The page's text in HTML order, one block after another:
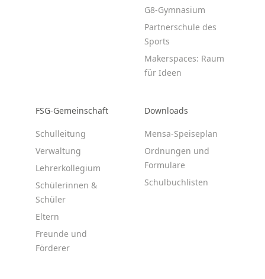
G8-Gymnasium
Partnerschule des
Sports
Makerspaces: Raum
für Ideen
FSG-Gemeinschaft
Schulleitung
Verwaltung
Lehrerkollegium
Schülerinnen &
Schüler
Eltern
Freunde und
Förderer
Downloads
Mensa-Speiseplan
Ordnungen und
Formulare
Schulbuchlisten